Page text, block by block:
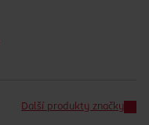
Další produkty značky